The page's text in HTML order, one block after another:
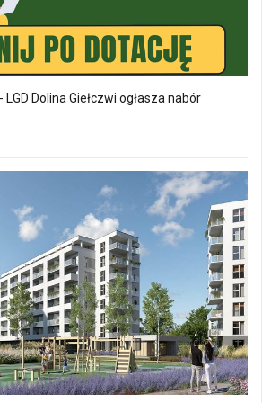
Dolina Giełczwi ogłasza nabór